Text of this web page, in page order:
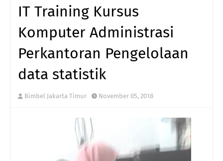
IT Training Kursus
Komputer Administrasi
Perkantoran Pengelolaan
data statistik
Bimbel Jakarta Timur November 05, 2018